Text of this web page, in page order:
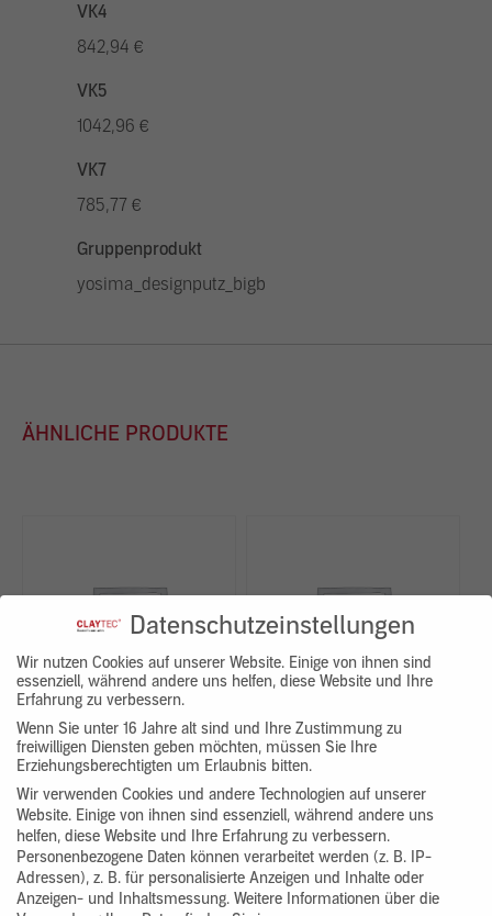
VK4
842,94 €
VK5
1042,96 €
VK7
785,77 €
Gruppenprodukt
yosima_designputz_bigb
ÄHNLICHE PRODUKTE
CLAYFIX ohne Korn
154,32 €
YOSIMA Lehm-Designputz
2.109,72 €
Datenschutzeinstellungen
Wir nutzen Cookies auf unserer Website. Einige von ihnen sind
essenziell, während andere uns helfen, diese Website und Ihre
Erfahrung zu verbessern.
Wenn Sie unter 16 Jahre alt sind und Ihre Zustimmung zu
freiwilligen Diensten geben möchten, müssen Sie Ihre
Erziehungsberechtigten um Erlaubnis bitten.
Wir verwenden Cookies und andere Technologien auf unserer
Website. Einige von ihnen sind essenziell, während andere uns
helfen, diese Website und Ihre Erfahrung zu verbessern.
Personenbezogene Daten können verarbeitet werden (z. B. IP-
Adressen), z. B. für personalisierte Anzeigen und Inhalte oder
Anzeigen- und Inhaltsmessung. Weitere Informationen über die